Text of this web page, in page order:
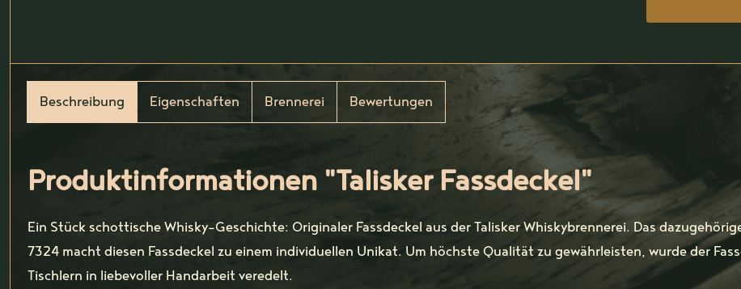
Beschreibung Eigenschaften Brennerei Bewertungen
Produktinformationen "Talisker Fassdeckel"
Ein Stück schottische Whisky-Geschichte: Originaler Fassdeckel aus der Talisker Whiskybrennerei. Das
7324 macht diesen Fassdeckel zu einem individuellen Unikat. Um höchste Qualität zu gewährleisten, wurde der
Tischlern in liebevoller Handarbeit veredelt.